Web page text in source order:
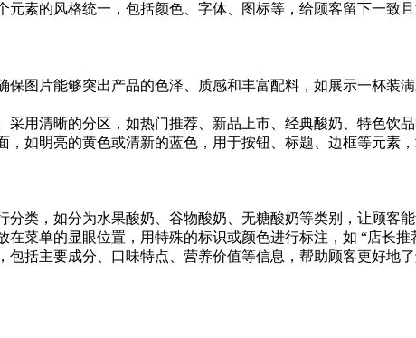
元素的风格统一，包括颜色、字体、图标等，给顾客留下一致且
保图片能够突出产品的色泽、质感和丰富配料，如展示一杯装
采用清晰的分区，如热门推荐、新品上市、经典酸奶、特色饮
如明亮的黄色或清新的蓝色，用于按钮、标题、边框等元素
分类，如分为水果酸奶、谷物酸奶、无糖酸奶等类别，让顾客
在菜单的显眼位置，用特殊的标识或颜色进行标注，如 “店长推
包括主要成分、口味特点、营养价值等信息，帮助顾客更好地